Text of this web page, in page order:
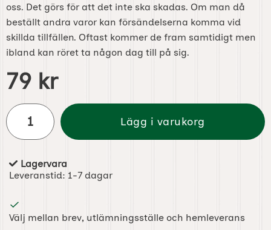
oss. Det görs för att det inte ska skadas. Om man då
beställt andra varor kan försändelserna komma vid
skillda tillfällen. Oftast kommer de fram samtidigt men
ibland kan röret ta någon dag till på sig.
Handla denna produkt Påskbonad Kycklingmatning
pris
79 kr
antal
Lägg i varukorg
Tillgänglighet:
Lagervara
Leveranstid: 1-7 dagar
Välj mellan brev, utlämningsställe och hemleverans